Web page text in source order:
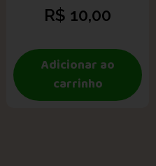
R$ 10,00
Adicionar ao
carrinho